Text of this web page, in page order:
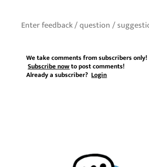
We take comments from subscribers only!
Subscribe nowto post comments!
Already a subscriber?Login